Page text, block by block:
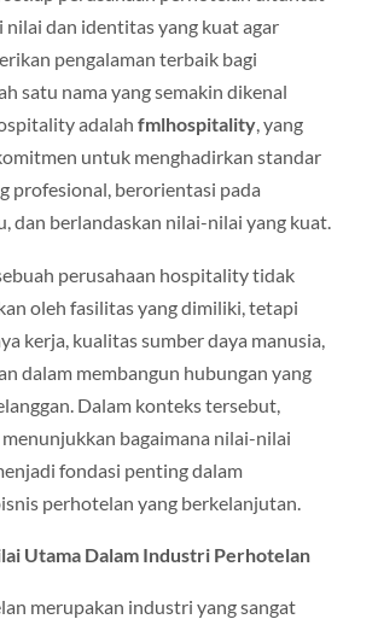
dan identitas yang kuat agar
pengalaman terbaik bagi
satu nama yang semakin dikenal
adalah fmlhospitality, yang
untuk menghadirkan standar
profesional, berorientasi pada
dan berlandaskan nilai-nilai yang kuat.
perusahaan hospitality tidak
oleh fasilitas yang dimiliki, tetapi
kerja, kualitas sumber daya manusia,
dalam membangun hubungan yang
Dalam konteks tersebut,
bagaimana nilai-nilai
fondasi penting dalam
perhotelan yang berkelanjutan.
Utama Dalam Industri Perhotelan
merupakan industri yang sangat